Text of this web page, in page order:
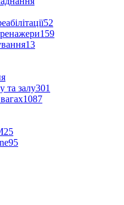
52
159
13
та залу301
1087
25
95